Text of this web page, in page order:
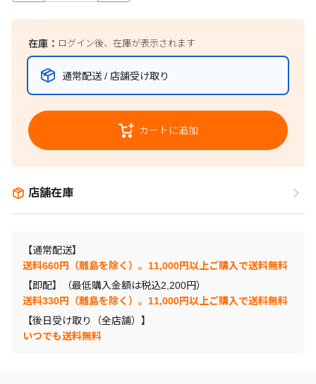
在庫： ログイン後、在庫が表示されます
通常配送 / 店舗受け取り
カートに追加
店舗在庫
【通常配送】
送料660円（離島を除く）。11,000円以上ご購入で送料無料
【即配】（最低購入金額は税込2,200円）
送料330円（離島を除く）。11,000円以上ご購入で送料無料
【後日受け取り（全店舗）】
いつでも送料無料